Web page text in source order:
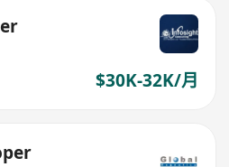
$30K-32K/月